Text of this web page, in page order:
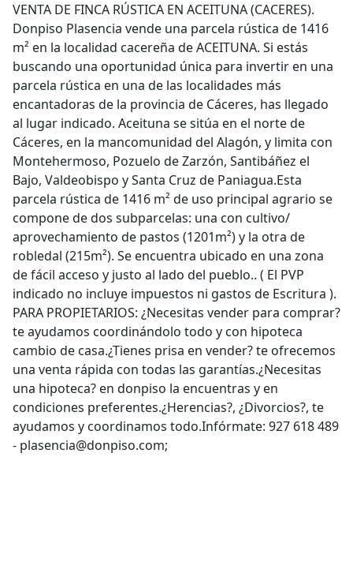
VENTA DE FINCA RÚSTICA EN ACEITUNA (CACERES).
Donpiso Plasencia vende una parcela rústica de 1416
m² en la localidad cacereña de ACEITUNA. Si estás
buscando una oportunidad única para invertir en una
parcela rústica en una de las localidades más
encantadoras de la provincia de Cáceres, has llegado
al lugar indicado. Aceituna se sitúa en el norte de
Cáceres, en la mancomunidad del Alagón, y limita con
Montehermoso, Pozuelo de Zarzón, Santibáñez el
Bajo, Valdeobispo y Santa Cruz de Paniagua.Esta
parcela rústica de 1416 m² de uso principal agrario se
compone de dos subparcelas: una con cultivo/
aprovechamiento de pastos (1201m²) y la otra de
robledal (215m²). Se encuentra ubicado en una zona
de fácil acceso y justo al lado del pueblo.. ( El PVP
indicado no incluye impuestos ni gastos de Escritura ).
PARA PROPIETARIOS: ¿Necesitas vender para comprar?
te ayudamos coordinándolo todo y con hipoteca
cambio de casa.¿Tienes prisa en vender? te ofrecemos
una venta rápida con todas las garantías.¿Necesitas
una hipoteca? en donpiso la encuentras y en
condiciones preferentes.¿Herencias?, ¿Divorcios?, te
ayudamos y coordinamos todo.Infórmate: 927 618 489
- plasencia@donpiso.com;